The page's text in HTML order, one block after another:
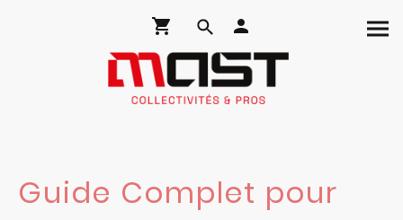
Guide Complet pour